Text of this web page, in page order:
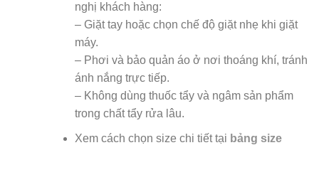
nghị khách hàng:
– Giặt tay hoặc chọn chế độ giặt nhẹ khi giặt
máy.
– Phơi và bảo quản áo ở nơi thoáng khí, tránh
ánh nắng trực tiếp.
– Không dùng thuốc tẩy và ngâm sản phẩm
trong chất tẩy rửa lâu.
Xem cách chọn size chi tiết tại bảng size